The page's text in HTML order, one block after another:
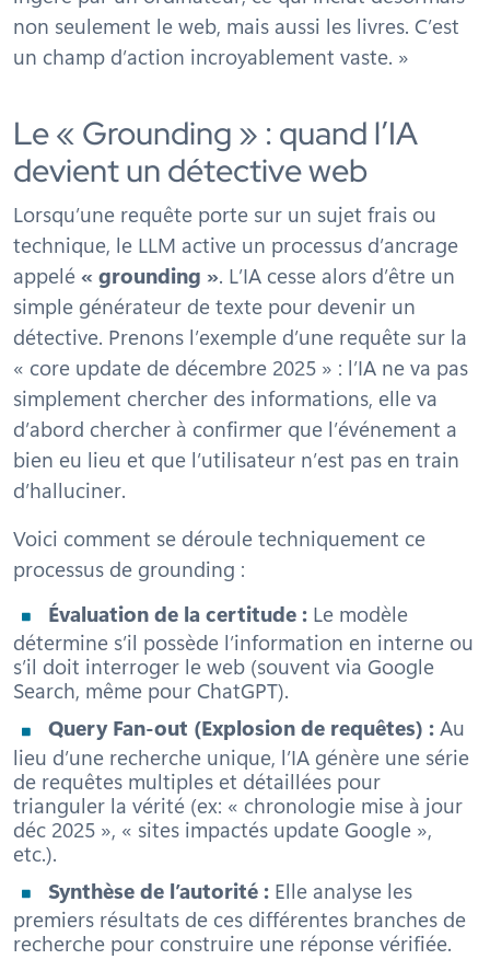
non seulement le web, mais aussi les livres. C’est
un champ d’action incroyablement vaste. »
Le « Grounding » : quand l’IA
devient un détective web
Lorsqu’une requête porte sur un sujet frais ou
technique, le LLM active un processus d’ancrage
appelé« grounding ». L’IA cesse alors d’être un
simple générateur de texte pour devenir un
détective. Prenons l’exemple d’une requête sur la
« core update de décembre 2025 » : l’IA ne va pas
simplement chercher des informations, elle va
d’abord chercher à confirmer que l’événement a
bien eu lieu et que l’utilisateur n’est pas en train
d’halluciner.
Voici comment se déroule techniquement ce
processus de grounding :
Évaluation de la certitude : Le modèle
détermine s’il possède l’information en interne ou
s’il doit interroger le web (souvent via Google
Search, même pour ChatGPT).
Query Fan-out (Explosion de requêtes) :Au
lieu d’une recherche unique, l’IA génère une série
de requêtes multiples et détaillées pour
trianguler la vérité (ex: « chronologie mise à jour
déc 2025 », « sites impactés update Google »,
etc.).
Synthèse de l’autorité : Elle analyse les
premiers résultats de ces différentes branches de
recherche pour construire une réponse vérifiée.